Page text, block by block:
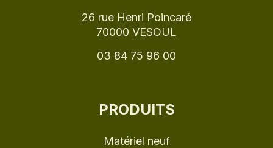
26 rue Henri Poincaré
70000 VESOUL
03 84 75 96 00
PRODUITS
Matériel neuf